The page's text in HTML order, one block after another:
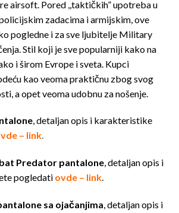
airsoft. Pored ,,taktičkih” upotreba u
zadacima i armijskim, ove
pogledne i za sve ljubitelje Military
Stil koji je sve popularniji kako na
i širom Evrope i sveta. Kupci
kao veoma praktičnu zbog svog
a opet veoma udobnu za nošenje.
, detaljan opis i karakteristike
– link.
Predator pantalone, detaljan opis i
pogledati ovde – link.
sa ojačanjima, detaljan opis i